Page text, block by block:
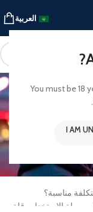
You must be 18
I AM
العربية
قابلة
مناسبة؟
سهولة الاستخدام، قلة